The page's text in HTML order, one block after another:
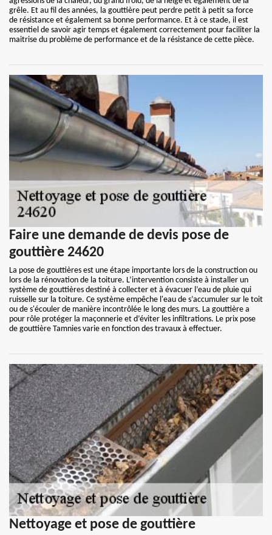
grêle. Et au fil des années, la gouttière peut perdre petit à petit sa force
de résistance et également sa bonne performance. Et à ce stade, il est
essentiel de savoir agir temps et également correctement pour faciliter la
maitrise du problème de performance et de la résistance de cette pièce.
Faire une demande de devis pose de
gouttière 24620
La pose de gouttières est une étape importante lors de la construction ou
lors de la rénovation de la toiture. L’intervention consiste à installer un
système de gouttières destiné à collecter et à évacuer l’eau de pluie qui
ruisselle sur la toiture. Ce système empêche l'eau de s’accumuler sur le toit
ou de s'écouler de manière incontrôlée le long des murs. La gouttière a
pour rôle protéger la maçonnerie et d’éviter les infiltrations. Le prix pose
de gouttière Tamnies varie en fonction des travaux à effectuer.
Nettoyage et pose de gouttière